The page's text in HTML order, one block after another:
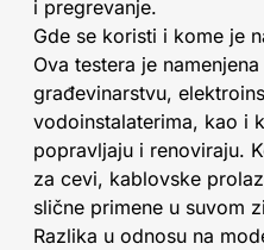
i pregrevanje.
Gde se koristi i kome je
Ova testera je
građevinarstvu,
vodoinstalaterima, kao i
popravljaju i renoviraju.
za cevi, kablovske
slične primene u suvom
Razlika u odnosu na